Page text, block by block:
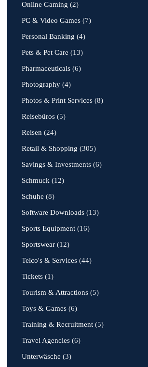
Online Gaming (2)
PC & Video Games (7)
Personal Banking (4)
Pets & Pet Care (13)
Pharmaceuticals (6)
Photography (4)
Photos & Print Services (8)
Reisebüros (5)
Reisen (24)
Retail & Shopping (305)
Savings & Investments (6)
Schmuck (12)
Schuhe (8)
Software Downloads (13)
Sports Equipment (16)
Sportswear (12)
Telco's & Services (44)
Tickets (1)
Tourism & Attractions (5)
Toys & Games (6)
Training & Recruitment (5)
Travel Agencies (6)
Unterwäsche (3)